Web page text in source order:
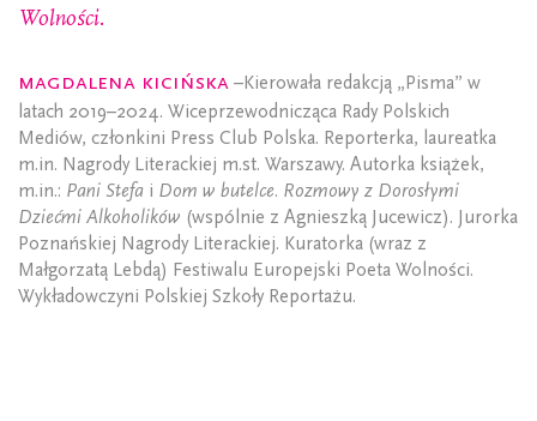
Wolności.
Magdalena Kicińska –Kierowała redakcją „Pisma” w
latach 2019–2024. Wiceprzewodnicząca Rady Polskich
Mediów, członkini Press Club Polska. Reporterka, laureatka
m.in. Nagrody Literackiej m.st. Warszawy. Autorka książek,
m.in.: Pani Stefa i Dom w butelce. Rozmowy z Dorosłymi
Dziećmi Alkoholików (wspólnie z Agnieszką Jucewicz). Jurorka
Poznańskiej Nagrody Literackiej. Kuratorka (wraz z
Małgorzatą Lebdą) Festiwalu Europejski Poeta Wolności.
Wykładowczyni Polskiej Szkoły Reportażu.